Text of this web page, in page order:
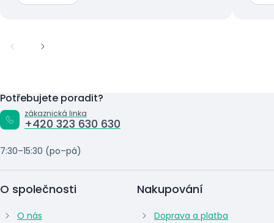
Potřebujete poradit?
zákaznická linka
+420 323 630 630
7:30–15:30 (po–pá)
O společnosti
O nás
Nakupování
Doprava a platba